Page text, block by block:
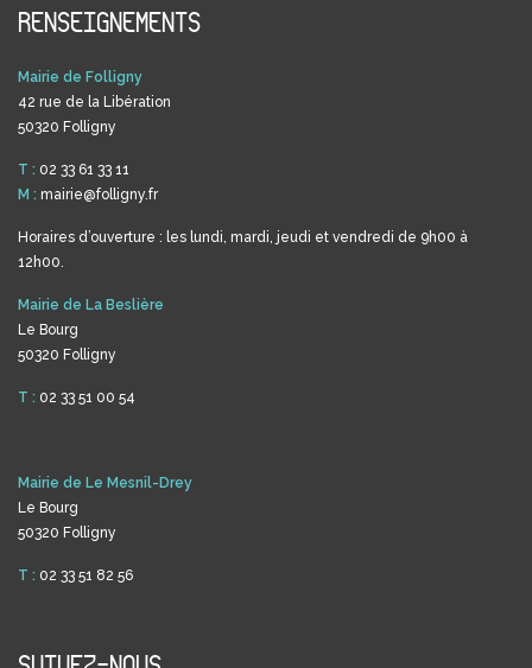
RENSEIGNEMENTS
Mairie de Folligny
42 rue de la Libération
50320 Folligny
T : 02 33 61 33 11
M : mairie@folligny.fr
Horaires d’ouverture : les lundi, mardi, jeudi et vendredi de 9h00 à
12h00.
Mairie de La Beslière
Le Bourg
50320 Folligny
T : 02 33 51 00 54
Mairie de Le Mesnil-Drey
Le Bourg
50320 Folligny
T : 02 33 51 82 56